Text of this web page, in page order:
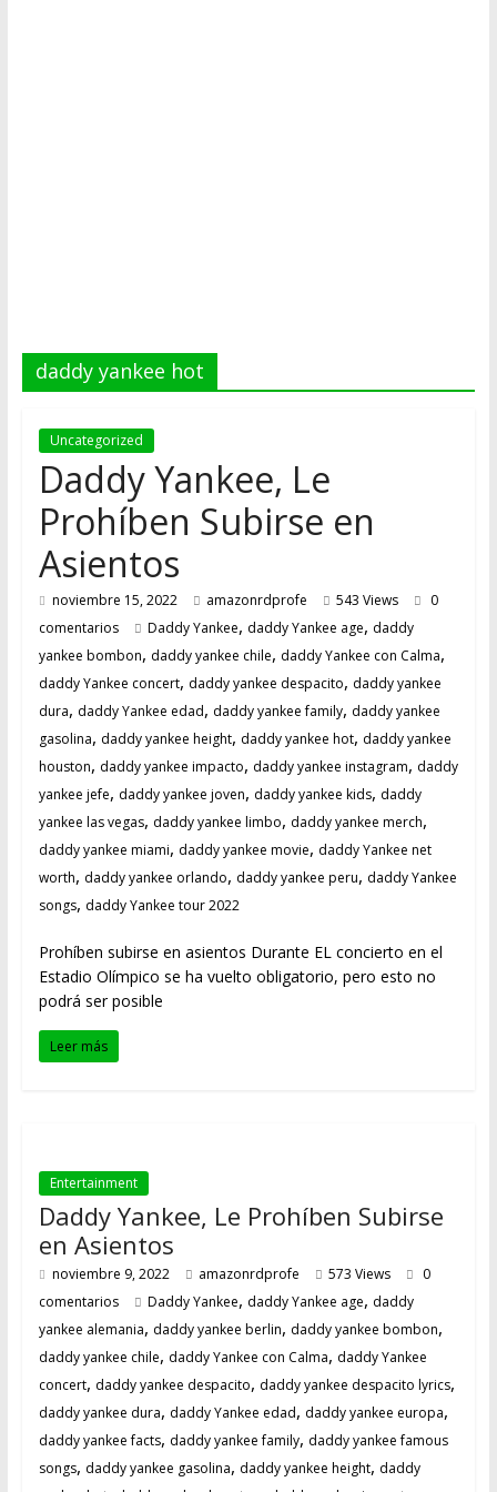
daddy yankee hot
Uncategorized
Daddy Yankee, Le
Prohíben Subirse en
Asientos
noviembre 15, 2022 amazonrdprofe 543 Views
0
comentarios
Daddy Yankee, daddy Yankee age, daddy
yankee bombon, daddy yankee chile, daddy Yankee con Calma,
daddy Yankee concert, daddy yankee despacito, daddy yankee
dura, daddy Yankee edad, daddy yankee family, daddy yankee
gasolina, daddy yankee height, daddy yankee hot, daddy yankee
houston, daddy yankee impacto, daddy yankee instagram, daddy
yankee jefe, daddy yankee joven, daddy yankee kids, daddy
yankee las vegas, daddy yankee limbo, daddy yankee merch,
daddy yankee miami, daddy yankee movie, daddy Yankee net
worth, daddy yankee orlando, daddy yankee peru, daddy Yankee
songs, daddy Yankee tour 2022
Prohíben subirse en asientos Durante EL concierto en el
Estadio Olímpico se ha vuelto obligatorio, pero esto no
podrá ser posible
Leer más
Entertainment
Daddy Yankee, Le Prohíben Subirse
en Asientos
noviembre 9, 2022 amazonrdprofe 573 Views
0
comentarios
Daddy Yankee, daddy Yankee age, daddy
yankee alemania, daddy yankee berlin, daddy yankee bombon,
daddy yankee chile, daddy Yankee con Calma, daddy Yankee
concert, daddy yankee despacito, daddy yankee despacito lyrics,
daddy yankee dura, daddy Yankee edad, daddy yankee europa,
daddy yankee facts, daddy yankee family, daddy yankee famous
songs, daddy yankee gasolina, daddy yankee height, daddy